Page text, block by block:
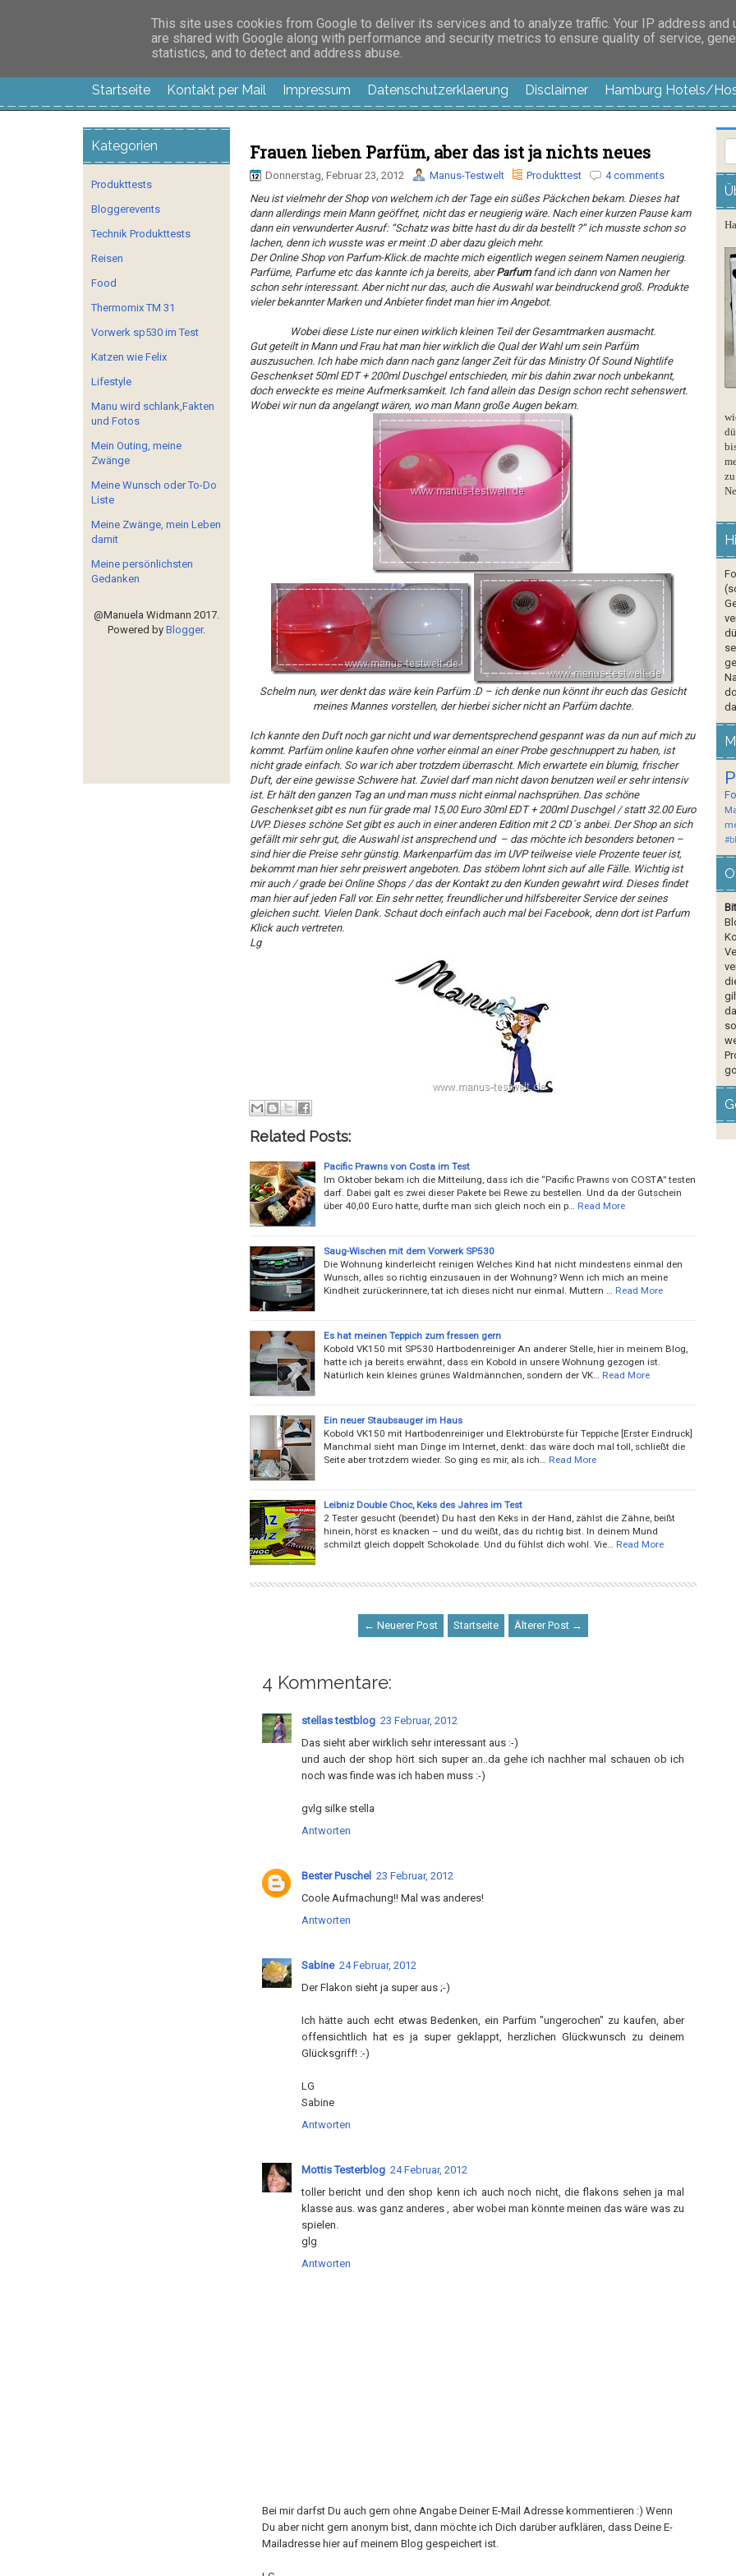
Manus Testwelt, alles außer langweilig
Startseite Kontakt per Mail Impressum Datenschutzerklaerung Disclaimer Hamburg Hotels/
Frauen lieben Parfüm, aber das ist ja nichts neues
Donnerstag, Februar 23, 2012 Manus-Testwelt Produkttest
4 comments
Neu ist vielmehr der Shop von welchem ich der Tage ein süßes Päckchen bekam. Dieses hat
dann allerdings mein Mann geöffnet, nicht das er neugierig wäre. Nach einer kurzen Pause kam
dann ein verwunderter Ausruf: “Schatz was bitte hast du dir da bestellt ?” ich musste schon so
lachen, denn ich wusste was er meint :D aber dazu gleich mehr.
Der Online Shop von Parfum-Klick.demachte mich eigentlich wegen seinem Namen neugierig.
Parfüme, Parfume etc das kannte ich ja bereits, aberParfumfand ich dann von Namen her
schon sehr interessant. Aber nicht nur das, auch die Auswahl war beindruckend groß. Produkte
vieler bekannter Marken und Anbieter findet man hier im Angebot.
Wobei diese Liste nur einen wirklich kleinen Teil der Gesamtmarken ausmacht.
Gut geteilt in Mann und Frau hat man hier wirklich die Qual der Wahl um sein Parfüm
auszusuchen. Ich habe mich dann nach ganz langer Zeit für das Ministry Of Sound Nightlife
Geschenkset 50ml EDT + 200ml Duschgelentschieden, mir bis dahin zwar noch unbekannt,
doch erweckte es meine Aufmerksamkeit. Ich fand allein das Design schon recht sehenswert.
Wobei wir nun da angelangt wären, wo man Mann große Augen bekam.
Schelm nun, wer denkt das wäre kein Parfüm :D – ich denke nun könnt ihr euch das Gesicht
meines Mannes vorstellen, der hierbei sicher nicht an Parfüm dachte.
Ich kannte den Duft noch gar nicht und war dementsprechend gespannt was da nun auf mich zu
kommt. Parfüm online kaufen ohne vorher einmal an einer Probe geschnuppert zu haben, ist
nicht grade einfach. So war ich aber trotzdem überrascht. Mich erwartete ein blumig, frischer
Duft, der eine gewisse Schwere hat. Zuviel darf man nicht davon benutzen weil er sehr intensiv
ist. Er hält den ganzen Tag an und man muss nicht einmal nachsprühen. Das schöne
Geschenkset gibt es nun für grade mal 15,00 Euro 30ml EDT + 200ml Duschgel / statt 32.00 Euro
UVP. Dieses schöne Set gibt es auch in einer anderen Edition mit 2 CD´s anbei. Der Shop an sich
gefällt mir sehr gut, die Auswahl ist ansprechend und – das möchte ich besonders betonen –
sind hier die Preise sehr günstig. Markenparfüm das im UVP teilweise viele Prozente teuer ist,
bekommt man hier sehr preiswert angeboten. Das stöbern lohnt sich auf alle Fälle. Wichtig ist
mir auch / grade bei Online Shops / das der Kontakt zu den Kunden gewahrt wird. Dieses findet
man hier auf jeden Fall vor. Ein sehr netter, freundlicher und hilfsbereiter Service der seines
gleichen sucht. Vielen Dank. Schaut doch einfach auch mal beiFacebook, denn dort ist Parfum
Klick auch vertreten.
Lg
Related Posts:
Pacific Prawns von Costa im Test
Im Oktober bekam ich die Mitteilung, dass ich die “Pacific Prawns von COSTA” testen
darf. Dabei galt es zwei dieser Pakete bei Rewe zu bestellen. Und da der Gutschein
über 40,00 Euro hatte, durfte man sich gleich noch ein p…
Read More
Saug-Wischen mit dem Vorwerk SP530
Die Wohnung kinderleicht reinigen Welches Kind hat nicht mindestens einmal den
Wunsch, alles so richtig einzusauen in der Wohnung? Wenn ich mich an meine
Kindheit zurückerinnere, tat ich dieses nicht nur einmal. Muttern …
Read More
Es hat meinen Teppich zum fressen gern
Kobold VK150 mit SP530 Hartbodenreiniger An anderer Stelle, hier in meinem Blog,
hatte ich ja bereits erwähnt, dass ein Kobold in unsere Wohnung gezogen ist.
Natürlich kein kleines grünes Waldmännchen, sondern der VK…
Read More
Ein neuer Staubsauger im Haus
Kobold VK150 mit Hartbodenreiniger und Elektrobürste für Teppiche [Erster Eindruck]
Manchmal sieht man Dinge im Internet, denkt: das wäre doch mal toll, schließt die
Seite aber trotzdem wieder. So ging es mir, als ich…
Read More
Leibniz Double Choc, Keks des Jahres im Test
2 Tester gesucht (beendet) Du hast den Keks in der Hand, zählst die Zähne, beißt
hinein, hörst es knacken – und du weißt, das du richtig bist. In deinem Mund
schmilzt gleich doppelt Schokolade. Und du fühlst dich wohl. Vie…
Read More
← Neuerer Post Startseite Älterer Post →
4 Kommentare:
stellas testblog 23 Februar, 2012
Das sieht aber wirklich sehr interessant aus :-)
und auch der shop hört sich super an..da gehe ich nachher mal schauen ob ich
noch was finde was ich haben muss :-)
gvlg silke stella
Antworten
Bester Puschel 23 Februar, 2012
Coole Aufmachung!! Mal was anderes!
Antworten
Sabine 24 Februar, 2012
Der Flakon sieht ja super aus ;-)
Ich hätte auch echt etwas Bedenken, ein Parfüm "ungerochen" zu kaufen, aber
offensichtlich hat es ja super geklappt, herzlichen Glückwunsch zu deinem
Glücksgriff! :-)
LG
Sabine
Antworten
Mottis Testerblog 24 Februar, 2012
toller bericht und den shop kenn ich auch noch nicht, die flakons sehen ja mal
klasse aus. was ganz anderes , aber wobei man könnte meinen das wäre was zu
spielen.
glg
Antworten
Bei mir darfst Du auch gern ohne Angabe Deiner E-Mail Adresse kommentieren :) Wenn
Du aber nicht gern anonym bist, dann möchte ich Dich darüber aufklären, dass Deine E-
Mailadresse hier auf meinem Blog gespeichert ist.
Kategorien
Produkttests
Bloggerevents
Technik Produkttests
Reisen
Food
Thermomix TM 31
Vorwerk sp530 im Test
Katzen wie Felix
Lifestyle
Manu wird schlank,Fakten
und Fotos
Mein Outing, meine
Zwänge
Meine Wunsch oder To-Do
Liste
Meine Zwänge, mein Leben
damit
Meine persönlichsten
Gedanken
@Manuela Widmann 2017.
Powered by Blogger.
This site uses cookies from Google to deliver its services and to analyze traffic. Your IP address and
are shared with Google along with performance and security metrics to ensure quality of service,
statistics, and to detect and address abuse.